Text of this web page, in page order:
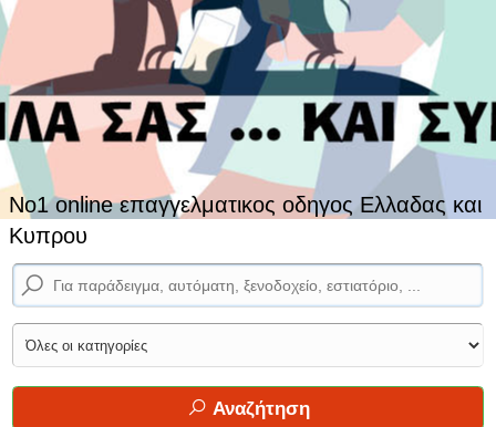
No1 online επαγγελματικος οδηγος Ελλαδας και
Κυπρου
Αναζήτηση